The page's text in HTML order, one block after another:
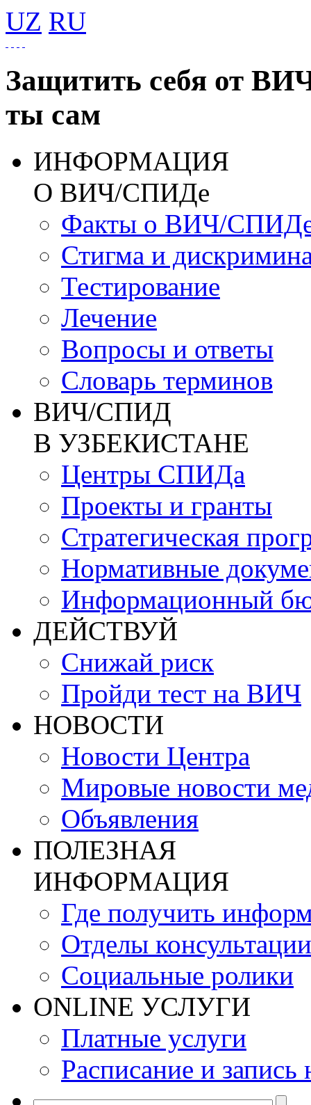
UZ RU
Защитить себя от
ты сам
ИНФОРМАЦИЯ
О ВИЧ/СПИДе
Факты о ВИЧ/
Стигма и
Тестирование
Лечение
Вопросы и ответы
Словарь терминов
ВИЧ/СПИД
В УЗБЕКИСТАНЕ
Центры СПИДа
Проекты и гранты
Стратегическая
Нормативные
Информационный
ДЕЙСТВУЙ
Снижай риск
Пройди тест на ВИЧ
НОВОСТИ
Новости Центра
Мировые новости
Объявления
ПОЛЕЗНАЯ
ИНФОРМАЦИЯ
Где получить
Отделы консультации
Социальные ролики
ONLINE УСЛУГИ
Платные услуги
Расписание и запись